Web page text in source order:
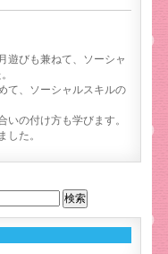
遊びも兼ねて、ソーシャ
て、ソーシャルスキルの
いの付け方も学びます。
した。